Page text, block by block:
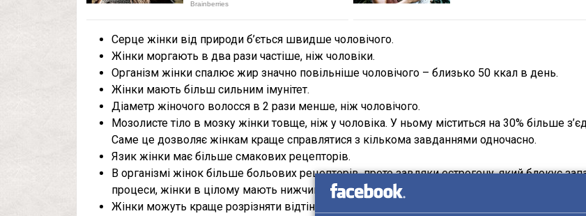
Серце жінки від природи б’ється швидше чоловічого.
Жінки моргають в два рази частіше, ніж чоловіки.
Організм жінки спалює жир значно повільніше чоловічого – близько 50 ккал в день.
Жінки мають більш сильним імунітет.
Діаметр жіночого волосся в 2 рази менше, ніж чоловічого.
Мозолисте тіло в мозку жінки товще, ніж у чоловіка. У ньому міститься на 30% більше
Саме це дозволяє жінкам краще справлятися з кількома завданнями одночасно.
Язик жінки має більше смакових рецепторів.
В організмі жінок більше больових рецепторів, проте завдяки естрогену, який блокує
процеси, жінки в цілому мають нижчий больовий поріг.
Жінки можуть краще розрізняти відтінки і кольори, так як це прямо пов’язане з Х-